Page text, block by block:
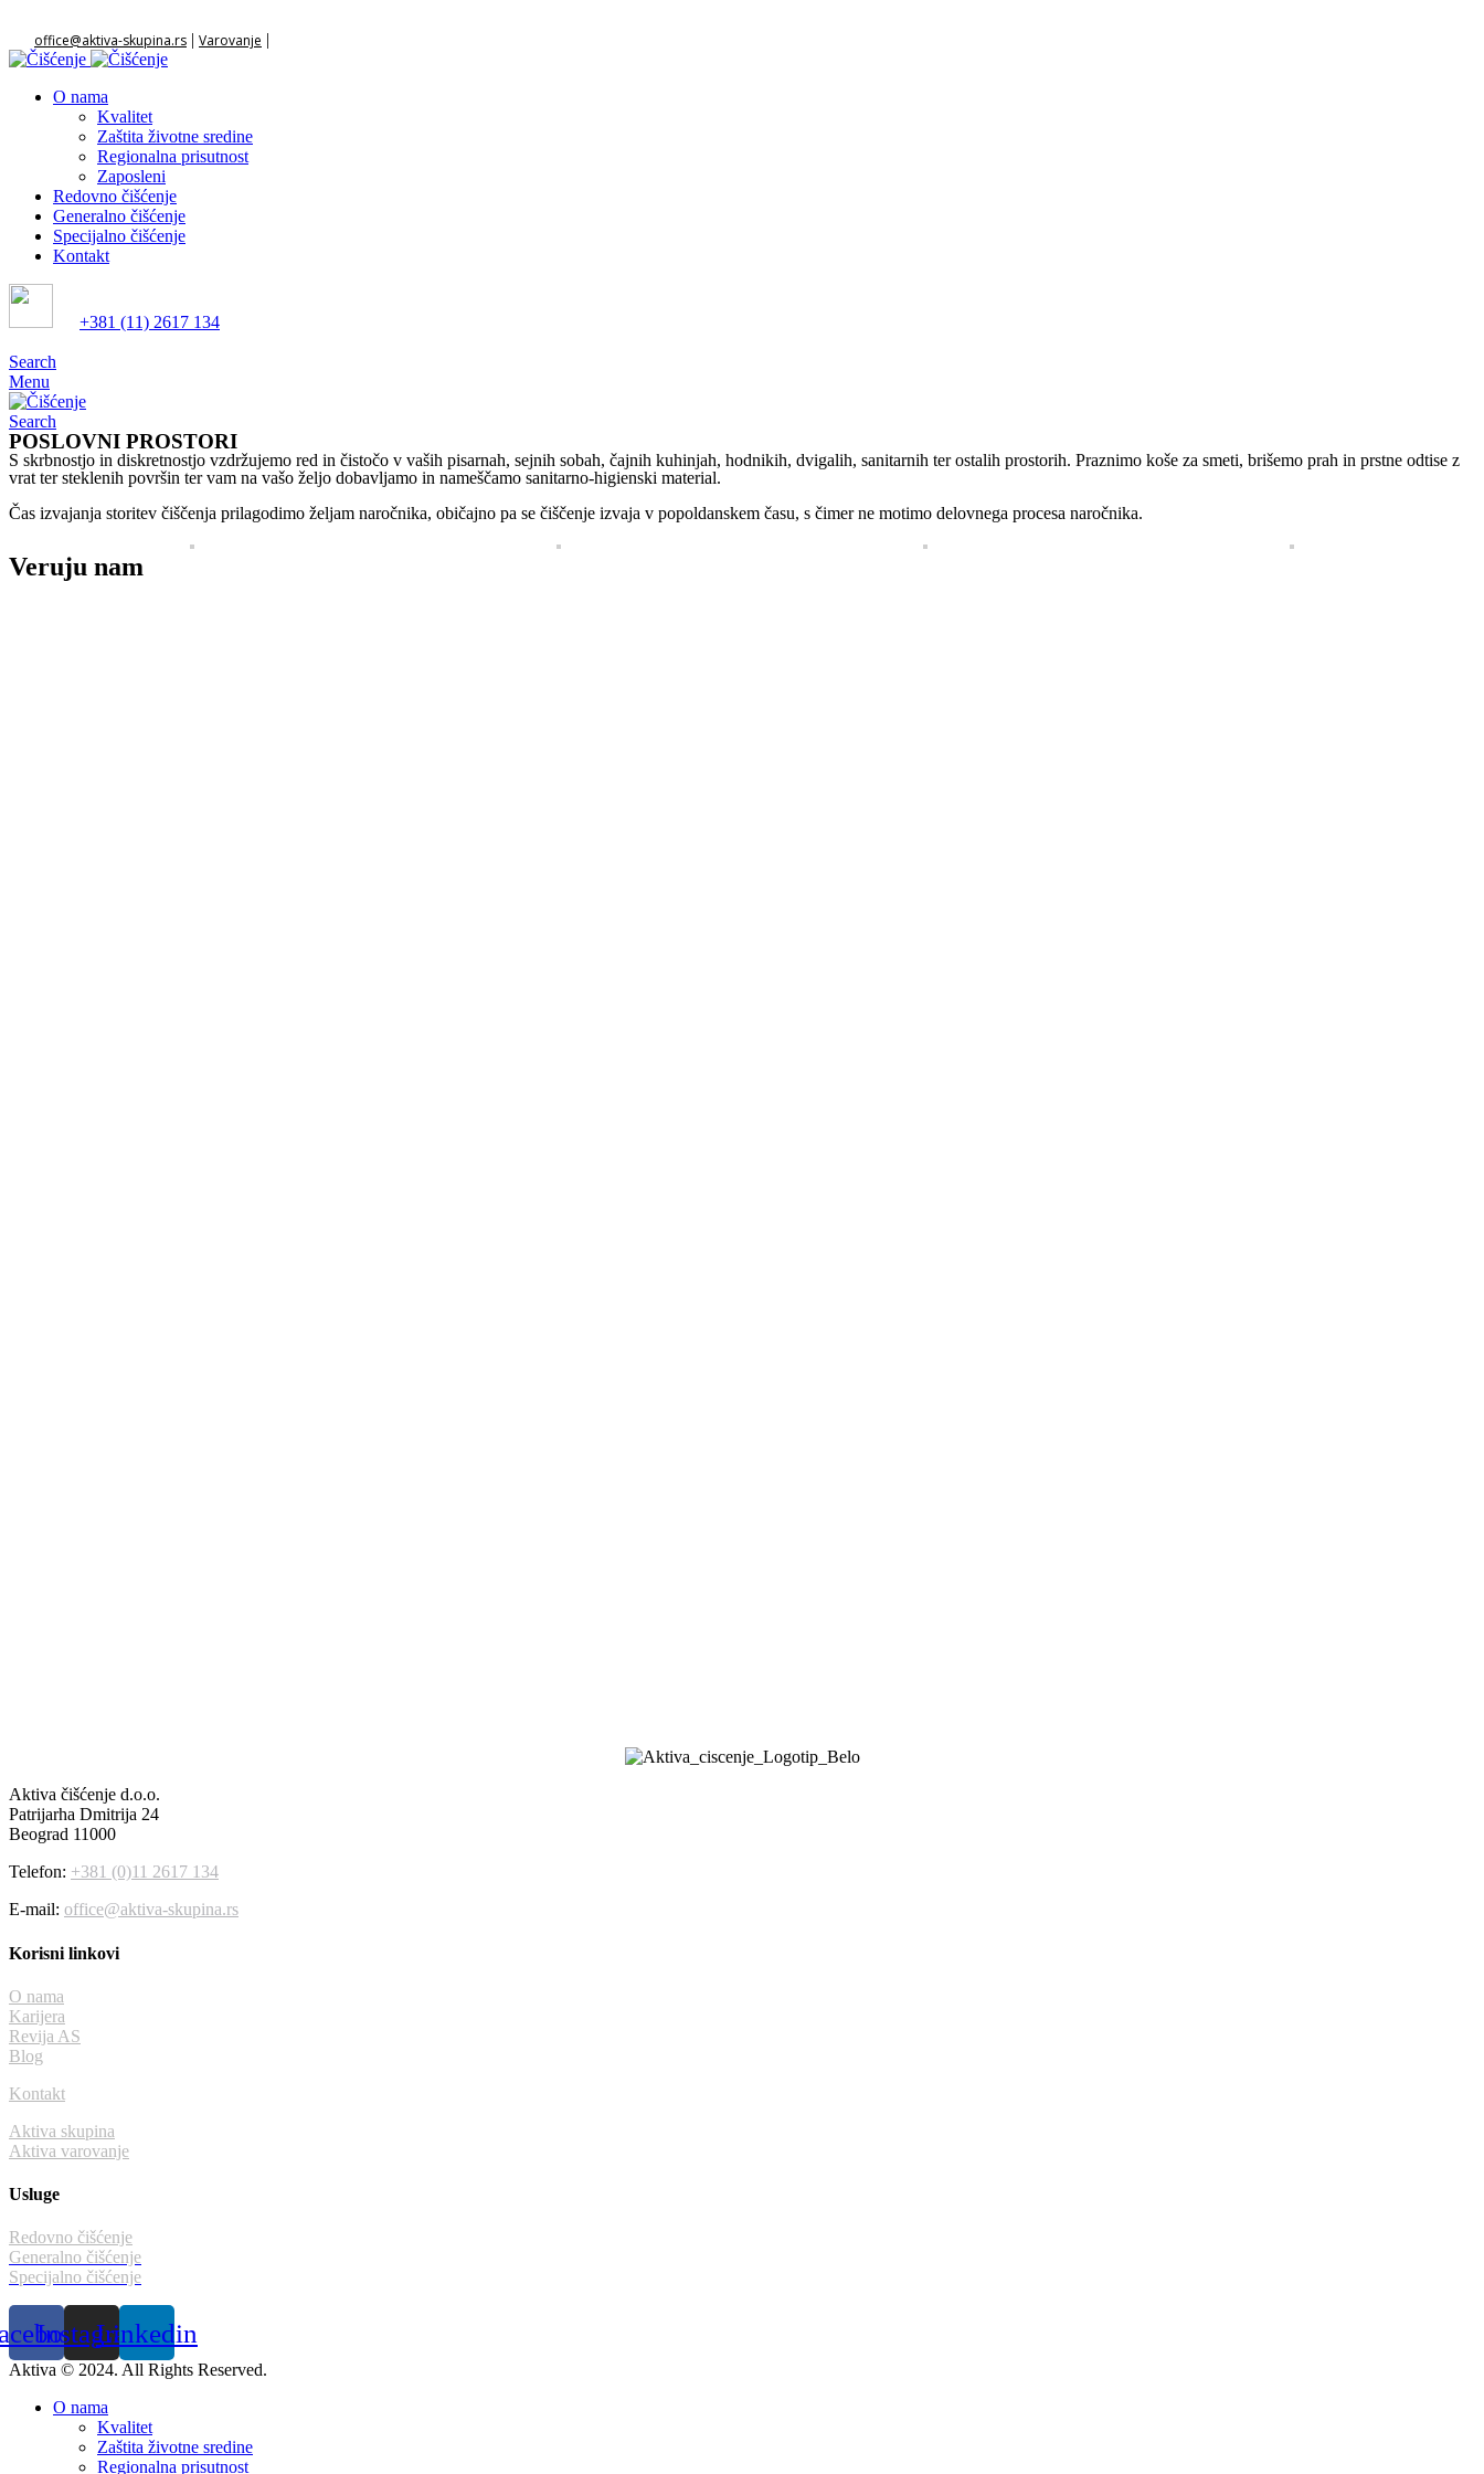
office@aktiva-skupina.rs | Varovanje |
O nama
Kvalitet
Zaštita životne sredine
Regionalna prisutnost
Zaposleni
Redovno čišćenje
Generalno čišćenje
Specijalno čišćenje
Kontakt
+381 (11) 2617 134
Search
Menu
Search
POSLOVNI PROSTORI
S skrbnostjo in diskretnostjo vzdržujemo red in čistočo v vaših pisarnah, sejnih sobah, čajnih kuhinjah, hodnikih, dvigalih, sanitarnih ter ostalih prostorih. Praznimo koše za smeti, brišemo prah in prstne odtise z
vrat ter steklenih površin ter vam na vašo željo dobavljamo in nameščamo sanitarno-higienski material.
Čas izvajanja storitev čiščenja prilagodimo željam naročnika, običajno pa se čiščenje izvaja v popoldanskem času, s čimer ne motimo delovnega procesa naročnika.
Veruju nam
Aktiva čišćenje d.o.o.
Patrijarha Dmitrija 24
Beograd 11000
Telefon: +381 (0)11 2617 134
E-mail: office@aktiva-skupina.rs
Korisni linkovi
O nama
Karijera
Revija AS
Blog
Kontakt
Aktiva skupina
Aktiva varovanje
Usluge
Redovno čišćenje
Generalno čišćenje
Specijalno čišćenje
InstagramLinkedin
Aktiva © 2024. All Rights Reserved.
O nama
Kvalitet
Zaštita životne sredine
Regionalna prisutnost